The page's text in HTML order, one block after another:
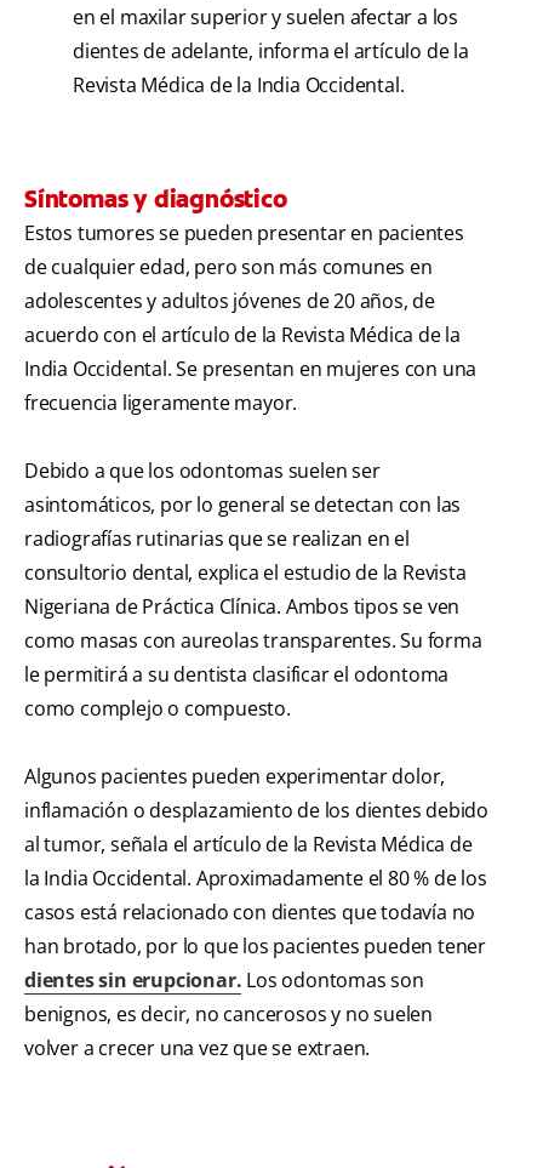
en el maxilar superior y suelen afectar a los
dientes de adelante, informa el artículo de la
Revista Médica de la India Occidental.
Síntomas y diagnóstico
Estos tumores se pueden presentar en pacientes
de cualquier edad, pero son más comunes en
adolescentes y adultos jóvenes de 20 años, de
acuerdo con el artículo de la Revista Médica de la
India Occidental. Se presentan en mujeres con una
frecuencia ligeramente mayor.
Debido a que los odontomas suelen ser
asintomáticos, por lo general se detectan con las
radiografías rutinarias que se realizan en el
consultorio dental, explica el estudio de la Revista
Nigeriana de Práctica Clínica. Ambos tipos se ven
como masas con aureolas transparentes. Su forma
le permitirá a su dentista clasificar el odontoma
como complejo o compuesto.
Algunos pacientes pueden experimentar dolor,
inflamación o desplazamiento de los dientes debido
al tumor, señala el artículo de la Revista Médica de
la India Occidental. Aproximadamente el 80 % de los
casos está relacionado con dientes que todavía no
han brotado, por lo que los pacientes pueden tener
dientes sin erupcionar. Los odontomas son
benignos, es decir, no cancerosos y no suelen
volver a crecer una vez que se extraen.